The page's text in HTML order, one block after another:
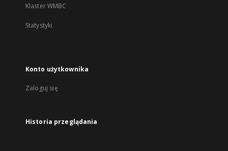
Klaster WMBC
Statystyki
Konto użytkownika
Zaloguj się
Historia przeglądania